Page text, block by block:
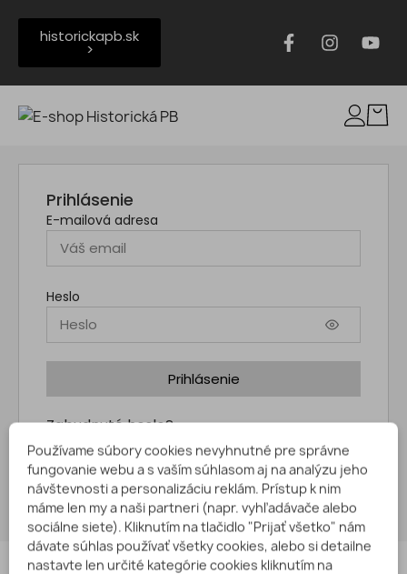
historickapb.sk
>
Prihlásenie
E-mailová adresa
Heslo
Prihlásenie
Zabudnuté heslo?
Si tu nový/á?
Vytvor si svoje konto.
Používame súbory cookies nevyhnutné pre správne
fungovanie webu a s vaším súhlasom aj na analýzu jeho
návštevnosti a personalizáciu reklám. Prístup k nim
máme len my a naši partneri (napr. vyhľadávače alebo
sociálne siete). Kliknutím na tlačidlo "Prijať všetko" nám
dávate súhlas používať všetky cookies, alebo si detailne
nastavte len určité kategórie cookies kliknutím na